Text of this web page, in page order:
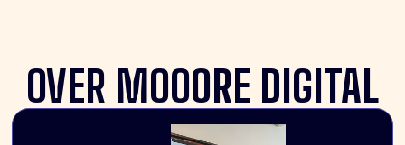
OVER MOOORE DIGITAL